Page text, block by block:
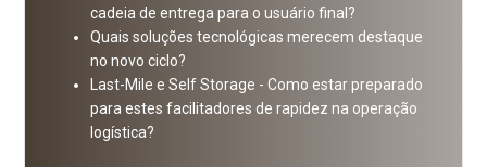
cadeia de entrega para o usuário final?
Quais soluções tecnológicas merecem destaque
no novo ciclo?
Last-Mile e Self Storage - Como estar preparado
para estes facilitadores de rapidez na operação
logística?